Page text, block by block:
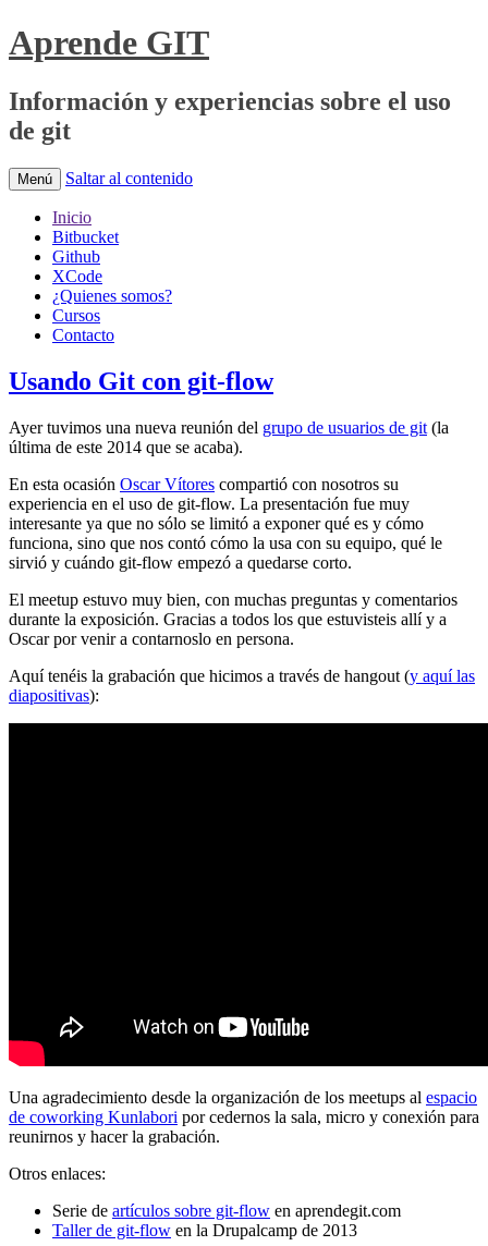
Aprende GIT
Información y experiencias sobre el uso
de git
Menú Saltar al contenido
Inicio
Bitbucket
Github
XCode
¿Quienes somos?
Cursos
Contacto
Usando Git con git-flow
Ayer tuvimos una nueva reunión del grupo de usuarios de git (la
última de este 2014 que se acaba).
En esta ocasión Oscar Vítores compartió con nosotros su
experiencia en el uso de git-flow. La presentación fue muy
interesante ya que no sólo se limitó a exponer qué es y cómo
funciona, sino que nos contó cómo la usa con su equipo, qué le
sirvió y cuándo git-flow empezó a quedarse corto.
El meetup estuvo muy bien, con muchas preguntas y comentarios
durante la exposición. Gracias a todos los que estuvisteis allí y a
Oscar por venir a contarnoslo en persona.
Aquí tenéis la grabación que hicimos a través de hangout (y aquí las
diapositivas):
Una agradecimiento desde la organización de los meetups al espacio
de coworking Kunlabori por cedernos la sala, micro y conexión para
reunirnos y hacer la grabación.
Otros enlaces:
Serie de artículos sobre git-flow en aprendegit.com
Taller de git-flow en la Drupalcamp de 2013